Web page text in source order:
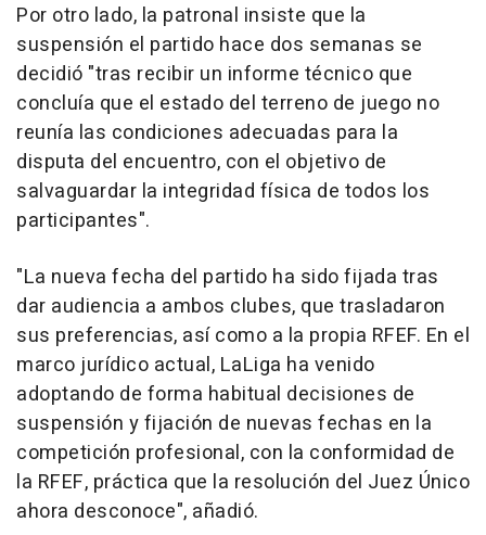
Por otro lado, la patronal insiste que la
suspensión el partido hace dos semanas se
decidió "tras recibir un informe técnico que
concluía que el estado del terreno de juego no
reunía las condiciones adecuadas para la
disputa del encuentro, con el objetivo de
salvaguardar la integridad física de todos los
participantes".
"La nueva fecha del partido ha sido fijada tras
dar audiencia a ambos clubes, que trasladaron
sus preferencias, así como a la propia RFEF. En el
marco jurídico actual, LaLiga ha venido
adoptando de forma habitual decisiones de
suspensión y fijación de nuevas fechas en la
competición profesional, con la conformidad de
la RFEF, práctica que la resolución del Juez Único
ahora desconoce", añadió.